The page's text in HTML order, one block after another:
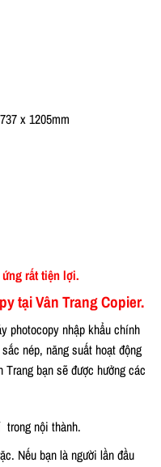
x 1205mm
rất tiện lợi.
tạiVân Trang Copier.
photocopy nhập khẩu chính
nép, năng suất hoạt động
bạn sẽ được hưởng các
trong nội thành.
Nếu bạn là người lần đầu